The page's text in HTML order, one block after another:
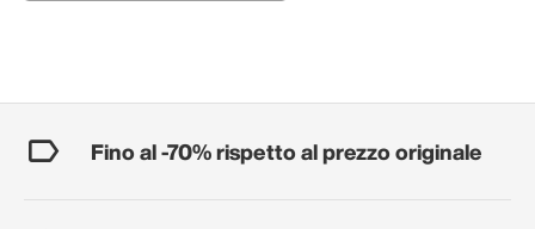
Fino al -70% rispetto al prezzo originale